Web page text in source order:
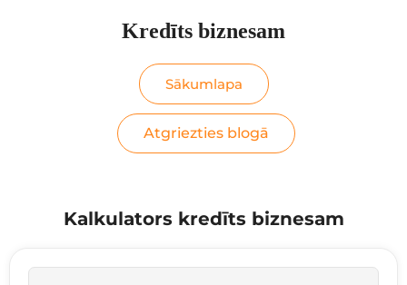
Kredīts biznesam
Sākumlapa
Atgriezties blogā
Kalkulators kredīts biznesam